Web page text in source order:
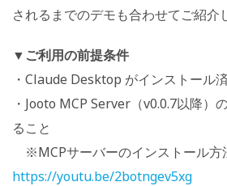
されるまでのデモも合わせてご紹介
▼ご利用の前提条件
・Claude Desktop がインストール
・Jooto MCP Server（v0.0.7以降）
ること
※MCPサーバーのインストール方
https://youtu.be/2botngev5xg